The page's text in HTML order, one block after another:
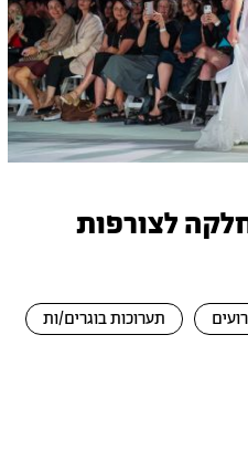
לצורפות
תערוכות בוגרים/ות